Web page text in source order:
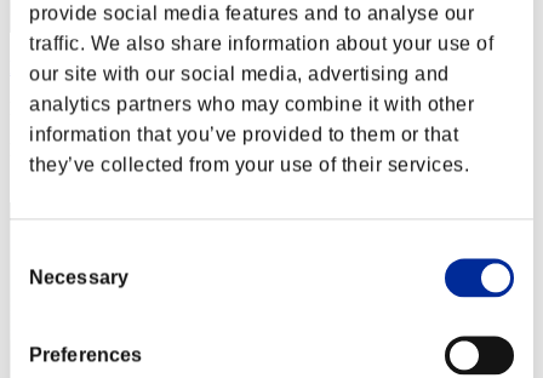
provide social media features and to analyse our
traffic. We also share information about your use of
our site with our social media, advertising and
analytics partners who may combine it with other
information that you’ve provided to them or that
they’ve collected from your use of their services.
Selection
Necessary
Preferences
loke55356
Puntos:Lv:1/01'27"24
2